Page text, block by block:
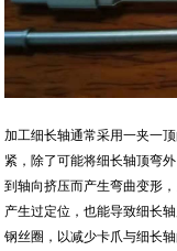
加工细长轴通常采用一夹一
紧，除了可能将细长轴顶弯
到轴向挤压而产生弯曲变形
产生过定位，也能导致细长
钢丝圈，以减少卡爪与细长